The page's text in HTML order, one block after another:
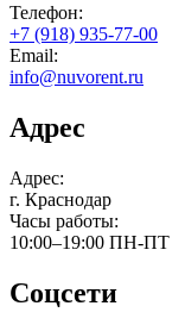
Телефон:
+7 (918) 935-77-00
Email:
info@nuvorent.ru
Адрес
Адрес:
г. Краснодар
Часы работы:
10:00–19:00 ПН-ПТ
Соцсети